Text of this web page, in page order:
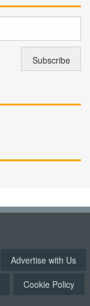
Advertise with Us
Cookie Policy